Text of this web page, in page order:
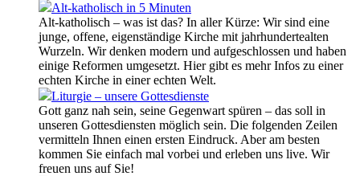
Alt-katholisch in 5 Minuten
Alt-katholisch – was ist das? In aller Kürze: Wir sind eine
junge, offene, eigenständige Kirche mit jahrhundertealten
Wurzeln. Wir denken modern und aufgeschlossen und haben
einige Reformen umgesetzt. Hier gibt es mehr Infos zu einer
echten Kirche in einer echten Welt.
Liturgie – unsere Gottesdienste
Gott ganz nah sein, seine Gegenwart spüren – das soll in
unseren Gottesdiensten möglich sein. Die folgenden Zeilen
vermitteln Ihnen einen ersten Eindruck. Aber am besten
kommen Sie einfach mal vorbei und erleben uns live. Wir
freuen uns auf Sie!